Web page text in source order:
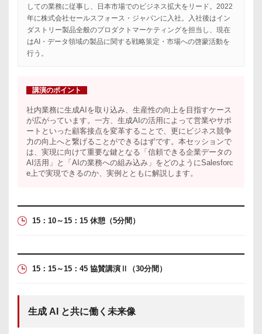
しての業務に従事し、日本市場でのビジネス拡大をリード。2022
年に株式会社セールスフォース・ジャパンに入社。入社後はイン
ダストリー製品全般のプロダクトマーケティングを担当し、現在
はAI・データ領域の製品に関する戦略策定・市場への啓蒙活動を
行う。
講演のポイント
社内業務に生成AIを取り込み、生産性の向上を目指すケース
が広がっています。一方、生成AIの活用によって営業やサポ
ートといった顧客接点を変革することで、更にビジネス競争
力の向上へと繋げることができるはずです。本セッションで
は、実現に向けて重要な鍵となる「信頼できる企業データの
AI活用」と「AIの業務への組み込み」をどのようにSalesforc
e上で実現できるのか、実例とともに解説します。
15：10～15：15 休憩 （5分間）
15：15～15：45 協賛講演Ⅱ （30分間）
生成 AI と共に働く未来像